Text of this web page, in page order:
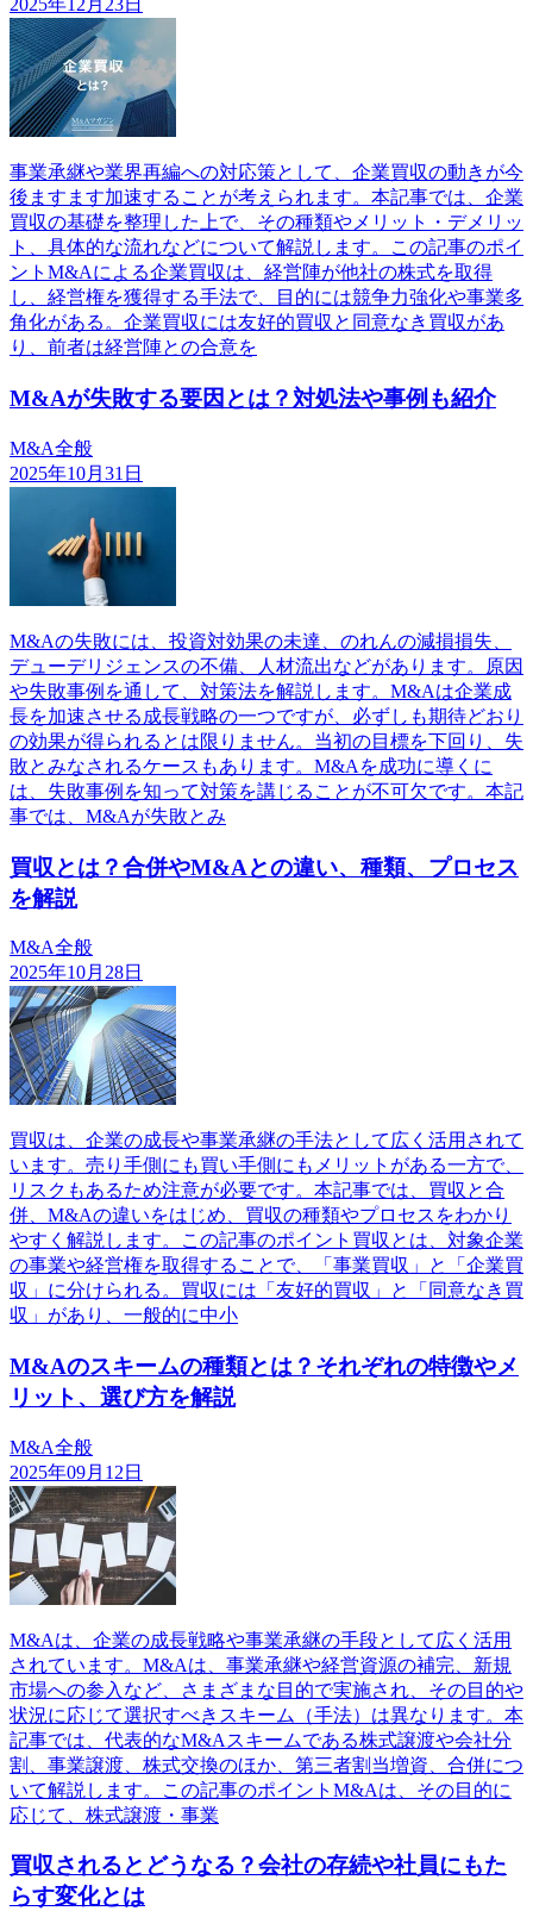
2025年12月23日
事業承継や業界再編への対応策として、企業買収の動きが今
後ますます加速することが考えられます。本記事では、企業
買収の基礎を整理した上で、その種類やメリット・デメリッ
ト、具体的な流れなどについて解説します。この記事のポイ
ントM&Aによる企業買収は、経営陣が他社の株式を取得
し、経営権を獲得する手法で、目的には競争力強化や事業多
角化がある。企業買収には友好的買収と同意なき買収があ
り、前者は経営陣との合意を
M&Aが失敗する要因とは？対処法や事例も紹介
M&A全般
2025年10月31日
M&Aの失敗には、投資対効果の未達、のれんの減損損失、
デューデリジェンスの不備、人材流出などがあります。原因
や失敗事例を通して、対策法を解説します。M&Aは企業成
長を加速させる成長戦略の一つですが、必ずしも期待どおり
の効果が得られるとは限りません。当初の目標を下回り、失
敗とみなされるケースもあります。M&Aを成功に導くに
は、失敗事例を知って対策を講じることが不可欠です。本記
事では、M&Aが失敗とみ
買収とは？合併やM&Aとの違い、種類、プロセス
を解説
M&A全般
2025年10月28日
買収は、企業の成長や事業承継の手法として広く活用されて
います。売り手側にも買い手側にもメリットがある一方で、
リスクもあるため注意が必要です。本記事では、買収と合
併、M&Aの違いをはじめ、買収の種類やプロセスをわかり
やすく解説します。この記事のポイント買収とは、対象企業
の事業や経営権を取得することで、「事業買収」と「企業買
収」に分けられる。買収には「友好的買収」と「同意なき買
収」があり、一般的に中小
M&Aのスキームの種類とは？それぞれの特徴やメ
リット、選び方を解説
M&A全般
2025年09月12日
M&Aは、企業の成長戦略や事業承継の手段として広く活用
されています。M&Aは、事業承継や経営資源の補完、新規
市場への参入など、さまざまな目的で実施され、その目的や
状況に応じて選択すべきスキーム（手法）は異なります。本
記事では、代表的なM&Aスキームである株式譲渡や会社分
割、事業譲渡、株式交換のほか、第三者割当増資、合併につ
いて解説します。この記事のポイントM&Aは、その目的に
応じて、株式譲渡・事業
買収されるとどうなる？会社の存続や社員にもた
らす変化とは